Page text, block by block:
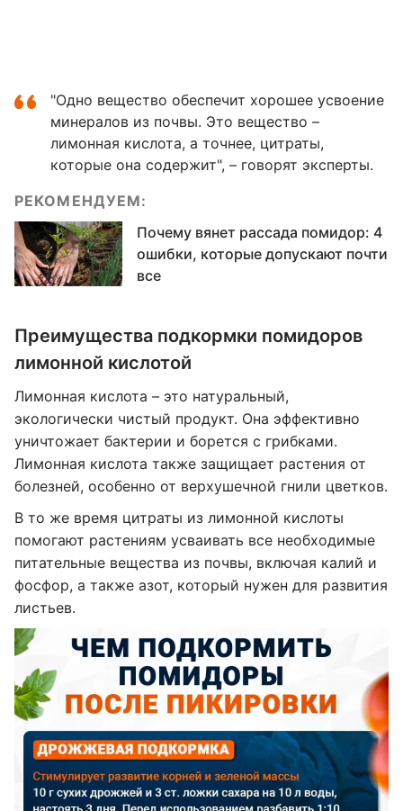
"Одно вещество обеспечит хорошее усвоение
минералов из почвы. Это вещество –
лимонная кислота, а точнее, цитраты,
которые она содержит", – говорят эксперты.
РЕКОМЕНДУЕМ:
Почему вянет рассада помидор: 4
ошибки, которые допускают почти
все
Преимущества подкормки помидоров
лимонной кислотой
Лимонная кислота – это натуральный,
экологически чистый продукт. Она эффективно
уничтожает бактерии и борется с грибками.
Лимонная кислота также защищает растения от
болезней, особенно от верхушечной гнили цветков.
В то же время цитраты из лимонной кислоты
помогают растениям усваивать все необходимые
питательные вещества из почвы, включая калий и
фосфор, а также азот, который нужен для развития
листьев.